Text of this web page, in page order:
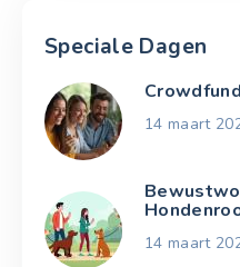
Speciale Dagen
14 maart
14 maart